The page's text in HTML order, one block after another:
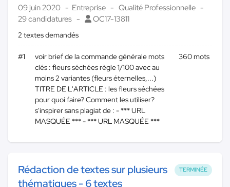
09 juin 2020 Entreprise
Qualité Professionnelle
29 candidatures
OC17-13811
2 textes demandés
#1
voir brief de la commande générale mots
clés : fleurs séchées règle 1/100 avec au
moins 2 variantes (fleurs éternelles,...)
TITRE DE L'ARTICLE : les fleurs séchées
pour quoi faire? Comment les utiliser?
s'inspirer sans plagiat de : - *** URL
MASQUÉE *** - *** URL MASQUÉE ***
360 mots
TERMINÉE
Rédaction de textes sur plusieurs
thématiques - 6 textes